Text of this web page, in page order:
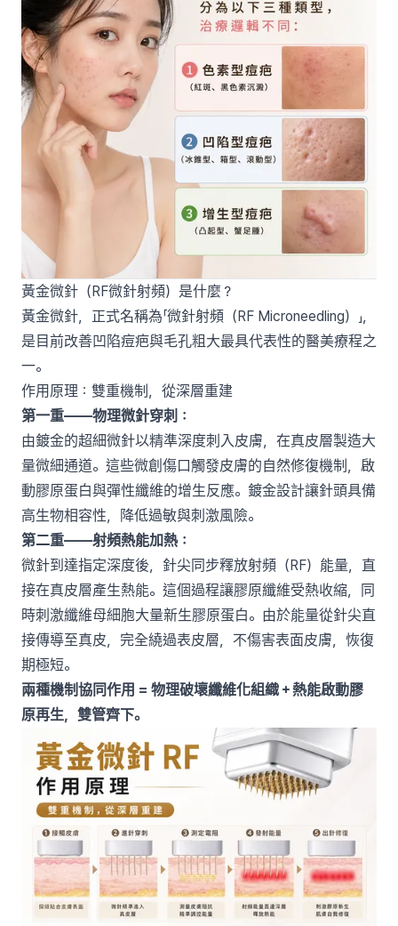
黃金微針（RF微針射頻）是什麼？
黃金微針，正式名稱為「微針射頻（RF Microneedling）」，
是目前改善凹陷痘疤與毛孔粗大最具代表性的醫美療程之
一。
作用原理：雙重機制，從深層重建
第一重——物理微針穿刺：
由鍍金的超細微針以精準深度刺入皮膚，在真皮層製造大
量微細通道。這些微創傷口觸發皮膚的自然修復機制，啟
動膠原蛋白與彈性纖維的增生反應。鍍金設計讓針頭具備
高生物相容性，降低過敏與刺激風險。
第二重——射頻熱能加熱：
微針到達指定深度後，針尖同步釋放射頻（RF）能量，直
接在真皮層產生熱能。這個過程讓膠原纖維受熱收縮，同
時刺激纖維母細胞大量新生膠原蛋白。由於能量從針尖直
接傳導至真皮，完全繞過表皮層，不傷害表面皮膚，恢復
期極短。
兩種機制協同作用 = 物理破壞纖維化組織＋熱能啟動膠
原再生，雙管齊下。